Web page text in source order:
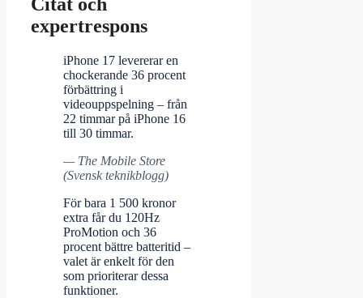
expertrespons
iPhone 17 levererar en
chockerande 36 procent
förbättring i
videouppspelning – från
22 timmar på iPhone 16
till 30 timmar.
— The Mobile Store
(Svensk teknikblogg)
För bara 1 500 kronor
extra får du 120Hz
ProMotion och 36
procent bättre batteritid –
valet är enkelt för den
som prioriterar dessa
funktioner.